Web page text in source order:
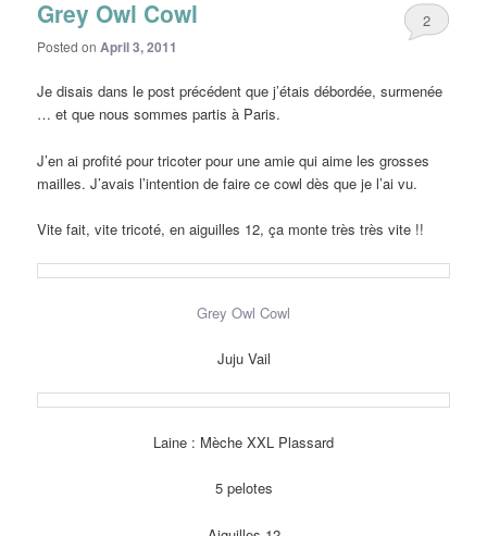
Grey Owl Cowl
Posted on April 3, 2011
2
Je disais dans le post précédent que j’étais débordée, surmenée
… et que nous sommes partis à Paris.
J’en ai profité pour tricoter pour une amie qui aime les grosses
mailles. J’avais l’intention de faire ce cowl dès que je l’ai vu.
Vite fait, vite tricoté, en aiguilles 12, ça monte très très vite !!
Grey Owl Cowl
Juju Vail
Laine : Mèche XXL Plassard
5 pelotes